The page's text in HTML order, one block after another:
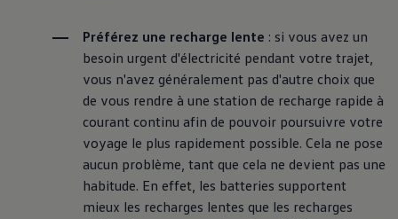
Préférez une recharge lente : si vous avez un
besoin urgent d'électricité pendant votre trajet,
vous n'avez généralement pas d'autre choix que
de vous rendre à une station de recharge rapide à
courant continu afin de pouvoir poursuivre votre
voyage le plus rapidement possible. Cela ne pose
aucun problème, tant que cela ne devient pas une
habitude. En effet, les batteries supportent
mieux les recharges lentes que les recharges